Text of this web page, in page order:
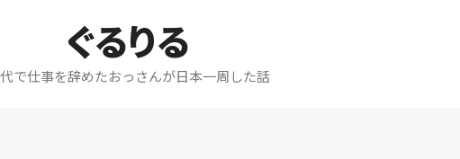
ぐるりる
で仕事を辞めたおっさんが日本一周した話